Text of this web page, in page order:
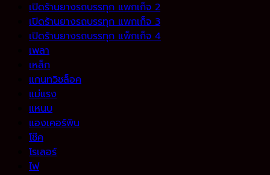
เปิดร้านยางรถบรรทุก แพกเก็จ 2
เปิดร้านยางรถบรรทุก แพกเก็จ 3
เปิดร้านยางรถบรรทุก แพ็กเก็จ 4
เพลา
เหล็ก
แกนทวิชล็อค
แม่แรง
แหนบ
แองเคอร์พิน
โช๊ค
โรเลอร์
ไฟ